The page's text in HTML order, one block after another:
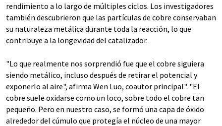
rendimiento a lo largo de múltiples ciclos. Los investigadores
también descubrieron que las partículas de cobre conservaban
su naturaleza metálica durante toda la reacción, lo que
contribuye a la longevidad del catalizador.
"Lo que realmente nos sorprendió fue que el cobre siguiera
siendo metálico, incluso después de retirar el potencial y
exponerlo al aire", afirma Wen Luo, coautor principal". "El
cobre suele oxidarse como un loco, sobre todo el cobre tan
pequeño. Pero en nuestro caso, se formó una capa de óxido
alrededor del cúmulo que protegía el núcleo de una mayor